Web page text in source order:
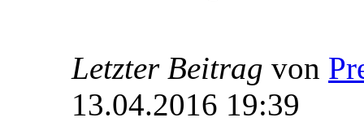
Letzter Beitrag von
13.04.2016 19:39